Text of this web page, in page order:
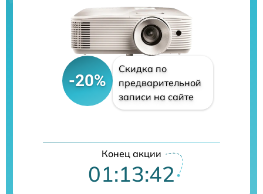
-20%
Скидка по
предварительной
записи на сайте
Конец акции
01:13:42